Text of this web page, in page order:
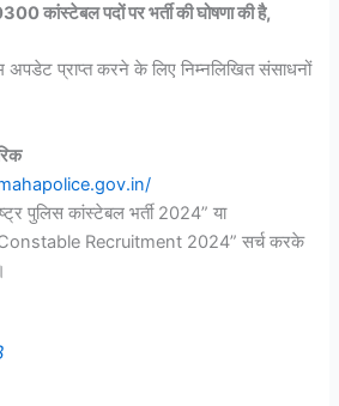
कांस्टेबल पदों पर भर्ती की घोषणा की है,
अपडेट प्राप्त करने के लिए निम्नलिखित संसाधनों
पुलिस कांस्टेबल भर्ती 2024” या
Recruitment 2024” सर्च करके